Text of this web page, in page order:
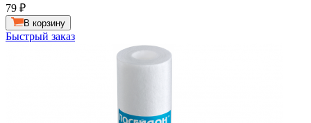
79 ₽
В корзину
Быстрый заказ